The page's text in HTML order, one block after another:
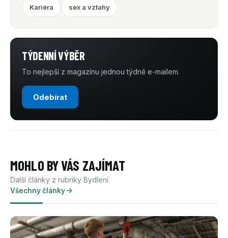
Kariéra sex a vztahy
TÝDENNÍ VÝBĚR
To nejlepší z magazínu jednou týdně e-mailem.
Odebírat
MOHLO BY VÁS ZAJÍMAT
Další články z rubriky Bydlení
Všechny články